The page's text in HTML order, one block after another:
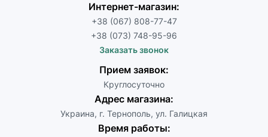
Интернет-магазин:
+38 (067) 808-77-47
+38 (073) 748-95-96
Заказать звонок
Прием заявок:
Круглосуточно
Адрес магазина:
Украина, г. Тернополь, ул. Галицкая
Время работы: